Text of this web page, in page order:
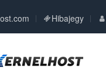
Hibajegy